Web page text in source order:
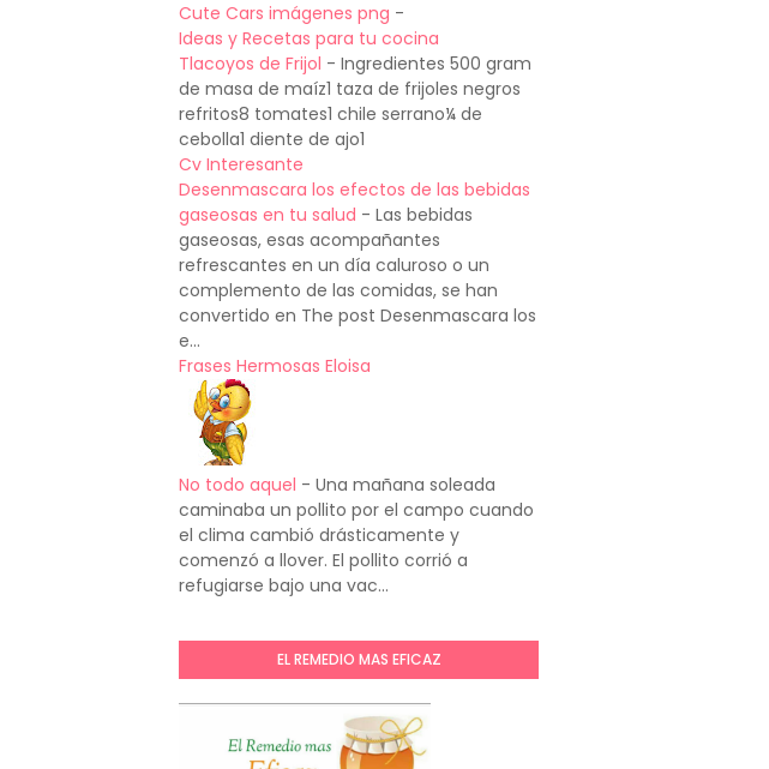
Cute Cars imágenes png -
Ideas y Recetas para tu cocina
Tlacoyos de Frijol - Ingredientes 500 gram
de masa de maíz1 taza de frijoles negros
refritos8 tomates1 chile serrano¼ de
cebolla1 diente de ajo1
Cv Interesante
Desenmascara los efectos de las bebidas
gaseosas en tu salud - Las bebidas
gaseosas, esas acompañantes
refrescantes en un día caluroso o un
complemento de las comidas, se han
convertido en The post Desenmascara los
e...
Frases Hermosas Eloisa
No todo aquel - Una mañana soleada
caminaba un pollito por el campo cuando
el clima cambió drásticamente y
comenzó a llover. El pollito corrió a
refugiarse bajo una vac...
EL REMEDIO MAS EFICAZ